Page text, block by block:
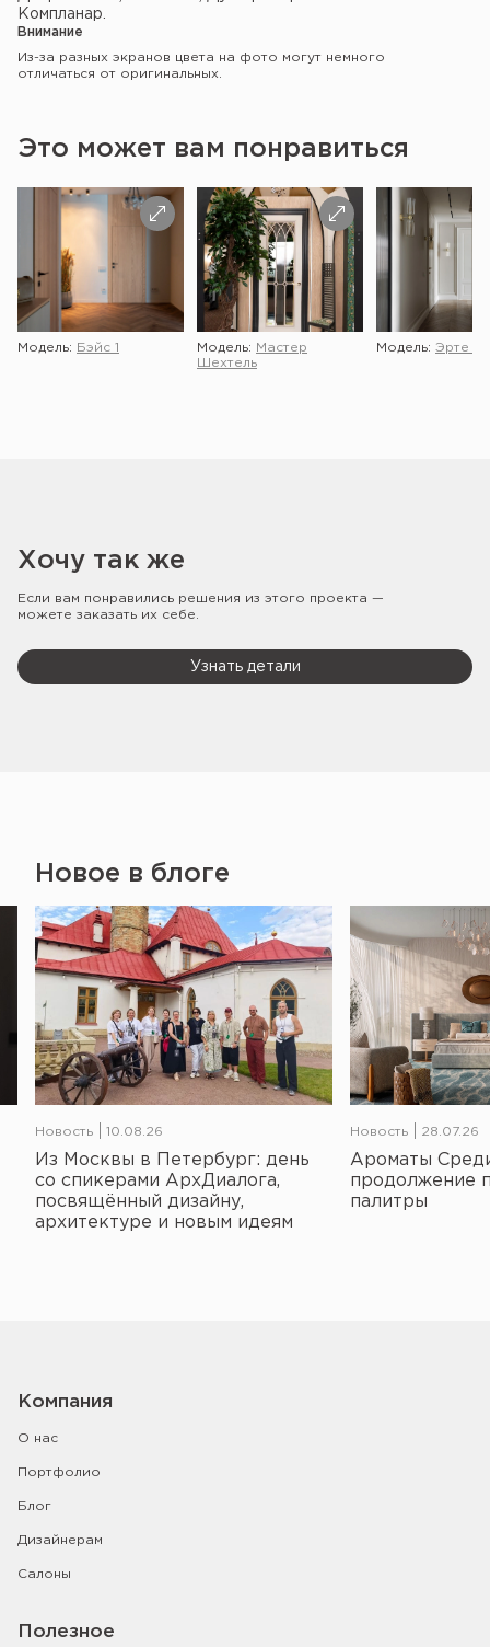
Компланар.
Внимание
Из-за разных экранов цвета на фото могут немного
отличаться от оригинальных.
Это может вам понравиться
Модель: Бэйс 1 Модель:
Мастер
Шехтель
Модель: Эрте 2
Хочу так же
Если вам понравились решения из этого проекта —
можете заказать их себе.
Узнать детали
Новое в блоге
Новость 10.08.26
Из Москвы в Петербург: день
со спикерами АрхДиалога,
посвящённый дизайну,
архитектуре и новым идеям
Новость 28.07.26
Ароматы
продолжение
палитры
Компания
О нас
Портфолио
Блог
Дизайнерам
Салоны
Полезное